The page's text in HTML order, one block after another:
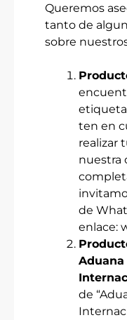
Queremos
tanto de
sobre
etiqueta
ten en
realizar
nuestra
de
enlace:
Aduana
de